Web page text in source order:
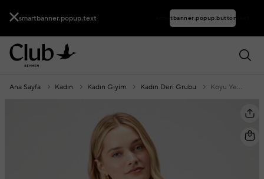
smartbanner.popup.text smartbanner.popup.buttontext
Ana Sayfa Kadın Kadın Giyim Kadın Deri Grubu Koyu Yeşil Eskitmeli Kısa Deri Ceket